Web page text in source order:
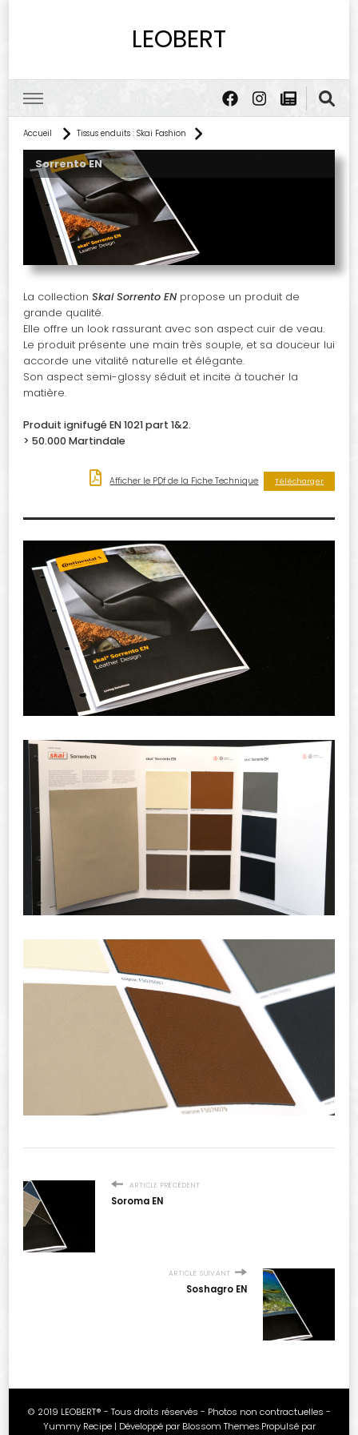
LEOBERT
Accueil Tissus enduits : Skai Fashion
Sorrento EN
La collection Skai Sorrento EN propose un produit de
grande qualité.
Elle offre un look rassurant avec son aspect cuir de veau.
Le produit présente une main très souple, et sa douceur lui
accorde une vitalité naturelle et élégante.
Son aspect semi-glossy séduit et incite à toucher la
matière.
Produit ignifugé EN 1021 part 1&2.
> 50.000 Martindale
Afficher le PDf de la Fiche Technique Télécharger
ARTICLE PRÉCÉDENT
Soroma EN
ARTICLE SUIVANT
Soshagro EN
© 2019 LEOBERT® - Tous droits réservés - Photos non contractuelles -
Yummy Recipe | Développé par Blossom Themes.Propulsé par